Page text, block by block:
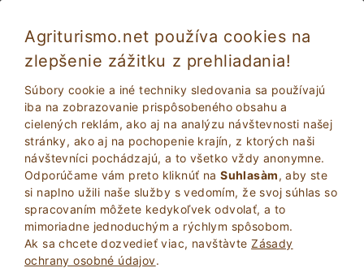
Agriturismo.net používa cookies na
zlepšenie zážitku z prehliadania!
Súbory cookie a iné techniky sledovania sa používajú
iba na zobrazovanie prispôsobeného obsahu a
cielených reklám, ako aj na analýzu návštevnosti našej
stránky, ako aj na pochopenie krajín, z ktorých naši
návštevníci pochádzajú, a to všetko vždy anonymne.
Odporúčame vám preto kliknúť naSuhlasàm, aby ste
si naplno užili naše služby s vedomím, že svoj súhlas so
spracovaním môžete kedykoľvek odvolať, a to
mimoriadne jednoduchým a rýchlym spôsobom.
Ak sa chcete dozvedieť viac, navštà­vteZásady
ochrany osobné údajov.
Sirmione 3972
Apartmán na statku
Brescia, Sirmione(Pozri mapu) 109Počet lôžok
POžIADAJTE VLASTNíKA BOOK
9
Viac Informácií